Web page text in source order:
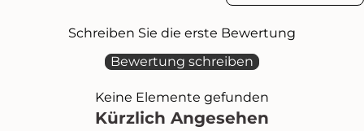
Schreiben Sie die erste Bewertung
Bewertung schreiben
Keine Elemente gefunden
Kürzlich Angesehen